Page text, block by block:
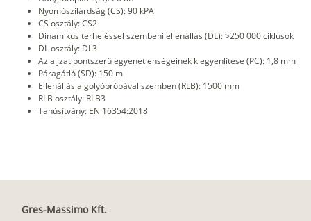
Nyomószilárdság (CS): 90 kPA
CS osztály: CS2
Dinamikus terheléssel szembeni ellenállás (DL): >250 000 ciklusok
DL osztály: DL3
Az aljzat pontszerű egyenetlenségeinek kiegyenlítése (PC): 1,8 mm
Páragátló (SD): 150 m
Ellenállás a golyópróbával szemben (RLB): 1500 mm
RLB osztály: RLB3
Tanúsítvány: EN 16354:2018
Gres-Massimo Kft.